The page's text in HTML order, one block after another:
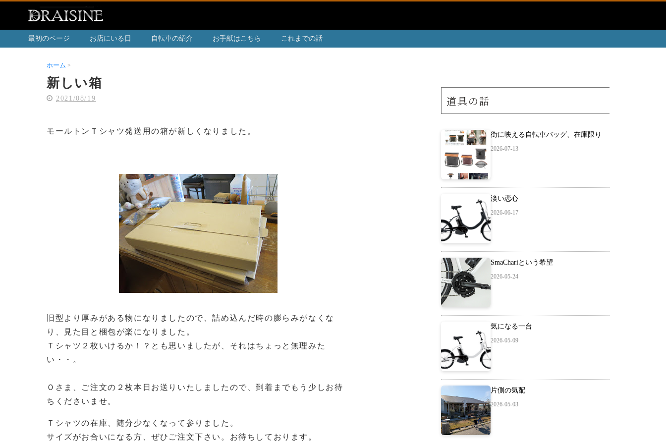
最初のページ お店にいる日 自転車の紹介 お手紙はこちら これまでの話
ホーム
新しい箱
2021/08/19
モールトンＴシャツ発送用の箱が新しくなりました。
旧型より厚みがある物になりましたので、詰め込んだ時の膨らみがなくな
り、見た目と梱包が楽になりました。
Ｔシャツ２枚いけるか！？とも思いましたが、それはちょっと無理みた
い・・。
Ｏさま、ご注文の２枚本日お送りいたしましたので、到着までもう少しお待
ちくださいませ。
Ｔシャツの在庫、随分少なくなって参りました。
サイズがお合いになる方、ぜひご注文下さい。お待ちしております。
道具の話
街に映える自転車バッグ、在庫限り
2026-07-13
淡い恋心
2026-06-17
SmaChariという希望
2026-05-24
気になる一台
2026-05-09
片側の気配
2026-05-03